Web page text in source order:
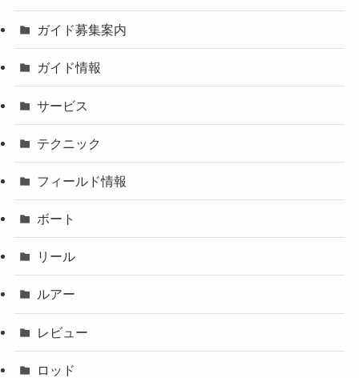
ガイド募集案内
ガイド情報
サービス
テクニック
フィールド情報
ボート
リール
ルアー
レビュー
ロッド